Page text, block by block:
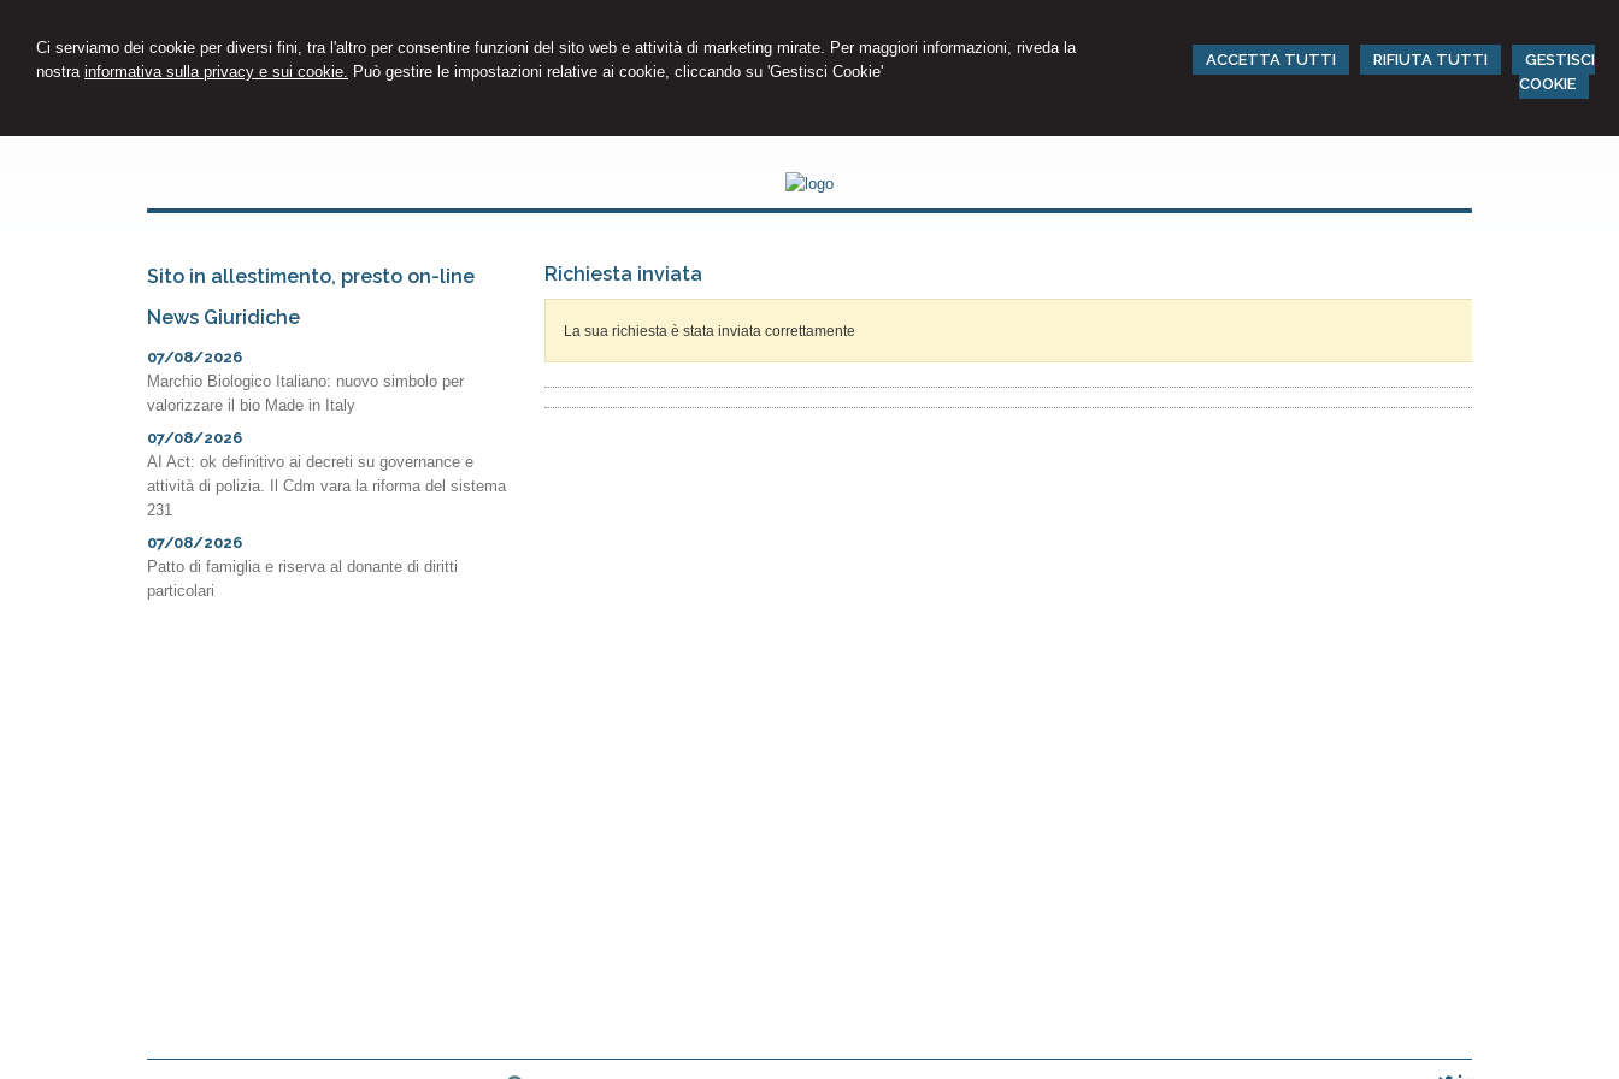
Ci serviamo dei cookie per diversi fini, tra l'altro per consentire funzioni del sito web e attività di marketing mirate. Per maggiori informazioni, riveda la
nostra informativa sulla privacy e sui cookie. Può gestire le impostazioni relative ai cookie, cliccando su 'Gestisci Cookie'
ACCETTA TUTTI RIFIUTA TUTTI
GESTISCI
COOKIE
Richiesta inviata
La sua richiesta è stata inviata correttamente
Sito in allestimento, presto on-line
News Giuridiche
07/08/2026
Marchio Biologico Italiano: nuovo simbolo per
valorizzare il bio Made in Italy
07/08/2026
AI Act: ok definitivo ai decreti su governance e
attività di polizia. Il Cdm vara la riforma del sistema
231
07/08/2026
Patto di famiglia e riserva al donante di diritti
particolari